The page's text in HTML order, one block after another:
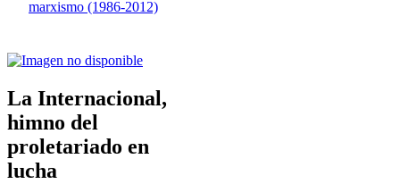
marxismo (1986-2012)
La Internacional,
himno del
proletariado en
lucha